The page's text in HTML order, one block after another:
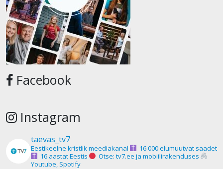
Facebook
Instagram
taevas_tv7
Eestikeelne kristlik meediakanal
16 000 elumuutvat saadet
16 aastat Eestis
Otse: tv7.ee ja mobiilirakenduses
Youtube, Spotify